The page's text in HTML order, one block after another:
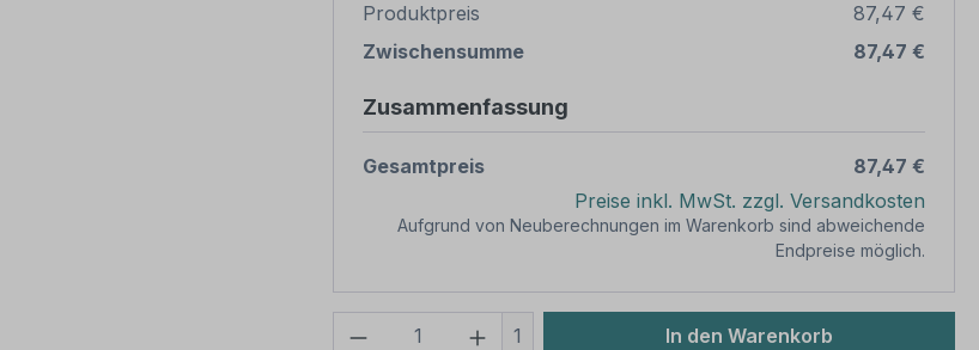
Produktpreis
87,47 €
Zwischensumme
87,47 €
Zusammenfassung
Gesamtpreis
87,47 €
Preise inkl. MwSt. zzgl. Versandkosten
Aufgrund von Neuberechnungen im Warenkorb sind abweichende
Endpreise möglich.
Produkt Anzahl: Gib den gewünschten Wert
1 In den Warenkorb